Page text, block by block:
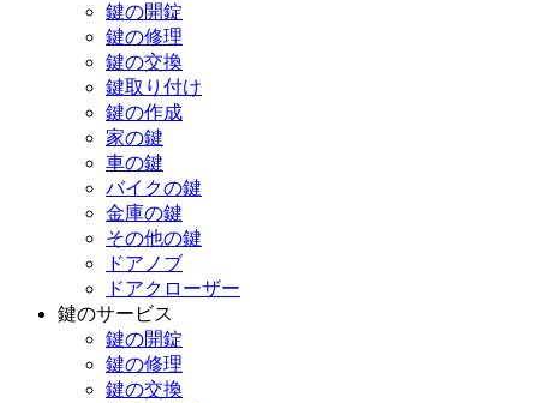
鍵の開錠
鍵の修理
鍵の交換
鍵取り付け
鍵の作成
家の鍵
車の鍵
バイクの鍵
金庫の鍵
その他の鍵
ドアノブ
ドアクローザー
鍵のサービス
鍵の開錠
鍵の修理
鍵の交換